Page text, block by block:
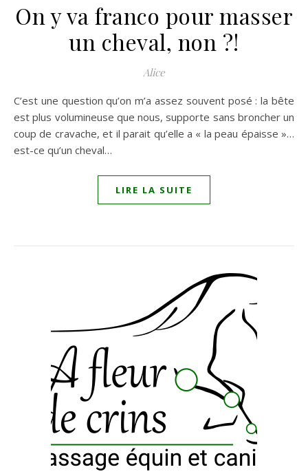
On y va franco pour masser
un cheval, non ?!
Alice
C’est une question qu’on m’a assez souvent posé : la bête
est plus volumineuse que nous, supporte sans broncher un
coup de cravache, et il parait qu’elle a « la peau épaisse »…
est-ce qu’un cheval…
LIRE LA SUITE